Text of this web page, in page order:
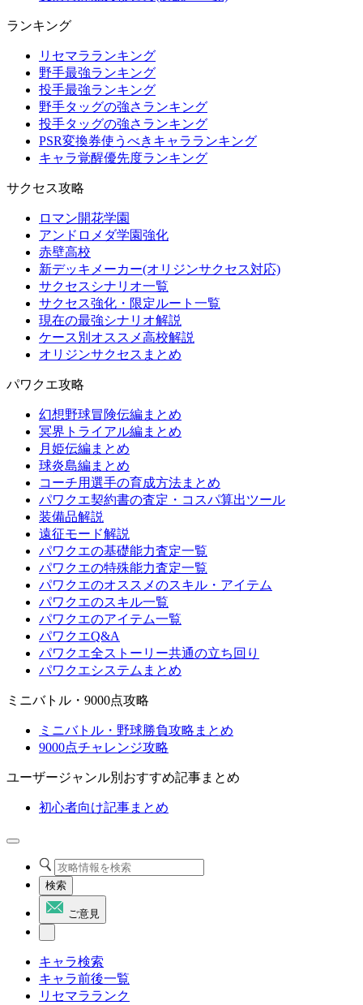
ランキング
リセマラランキング
野手最強ランキング
投手最強ランキング
野手タッグの強さランキング
投手タッグの強さランキング
PSR変換券使うべきキャラランキング
キャラ覚醒優先度ランキング
サクセス攻略
ロマン開花学園
アンドロメダ学園強化
赤壁高校
新デッキメーカー(オリジンサクセス対応)
サクセスシナリオ一覧
サクセス強化・限定ルート一覧
現在の最強シナリオ解説
ケース別オススメ高校解説
オリジンサクセスまとめ
パワクエ攻略
幻想野球冒険伝編まとめ
冥界トライアル編まとめ
月姫伝編まとめ
球炎島編まとめ
コーチ用選手の育成方法まとめ
パワクエ契約書の査定・コスパ算出ツール
装備品解説
遠征モード解説
パワクエの基礎能力査定一覧
パワクエの特殊能力査定一覧
パワクエのオススメのスキル・アイテム
パワクエのスキル一覧
パワクエのアイテム一覧
パワクエQ&A
パワクエ全ストーリー共通の立ち回り
パワクエシステムまとめ
ミニバトル・9000点攻略
ミニバトル・野球勝負攻略まとめ
9000点チャレンジ攻略
ユーザージャンル別おすすめ記事まとめ
初心者向け記事まとめ
検索
ご意見
キャラ検索
キャラ前後一覧
リセマラランク